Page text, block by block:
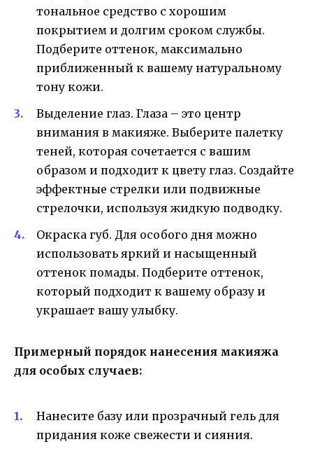
тональное средство с хорошим
покрытием и долгим сроком службы.
Подберите оттенок, максимально
приближенный к вашему натуральному
тону кожи.
Выделение глаз. Глаза – это центр
внимания в макияже. Выберите палетку
теней, которая сочетается с вашим
образом и подходит к цвету глаз. Создайте
эффектные стрелки или подвижные
стрелочки, используя жидкую подводку.
Окраска губ. Для особого дня можно
использовать яркий и насыщенный
оттенок помады. Подберите оттенок,
который подходит к вашему образу и
украшает вашу улыбку.
Примерный порядок нанесения макияжа
для особых случаев:
Нанесите базу или прозрачный гель для
придания коже свежести и сияния.